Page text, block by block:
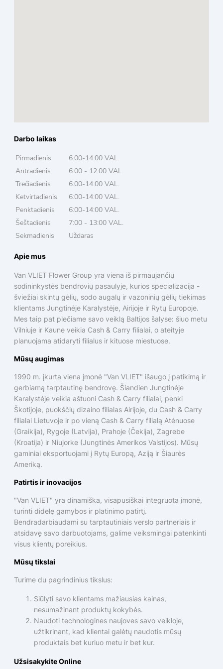
Darbo laikas
Pirmadienis
6:00-14:00 VAL.
Antradienis
6:00 - 12:00 VAL.
Trečiadienis
6:00-14:00 VAL.
Ketvirtadienis
6:00-14:00 VAL.
Penktadienis
6:00-14:00 VAL.
Šeštadienis
7:00 - 13:00 VAL.
Sekmadienis
Uždaras
Apie mus
Van VLIET Flower Group yra viena iš pirmaujančių
sodininkystės bendrovių pasaulyje, kurios specializacija -
šviežiai skintų gėlių, sodo augalų ir vazoninių gėlių tiekimas
klientams Jungtinėje Karalystėje, Airijoje ir Rytų Europoje.
Mes taip pat plečiame savo veiklą Baltijos šalyse: šiuo metu
Vilniuje ir Kaune veikia Cash & Carry filialai, o ateityje
planuojama atidaryti filialus ir kituose miestuose.
Mūsų augimas
1990 m. įkurta viena įmonė "Van VLIET" išaugo į patikimą ir
gerbiamą tarptautinę bendrovę. Šiandien Jungtinėje
Karalystėje veikia aštuoni Cash & Carry filialai, penki
Škotijoje, puokščių dizaino filialas Airijoje, du Cash & Carry
filialai Lietuvoje ir po vieną Cash & Carry filialą Atėnuose
(Graikija), Rygoje (Latvija), Prahoje (Čekija), Zagrebe
(Kroatija) ir Niujorke (Jungtinės Amerikos Valstijos). Mūsų
gaminiai eksportuojami į Rytų Europą, Aziją ir Šiaurės
Ameriką.
Patirtis ir inovacijos
"Van VLIET" yra dinamiška, visapusiškai integruota įmonė,
turinti didelę gamybos ir platinimo patirtį.
Bendradarbiaudami su tarptautiniais verslo partneriais ir
atsidavę savo darbuotojams, galime veiksmingai patenkinti
visus klientų poreikius.
Mūsų tikslai
Turime du pagrindinius tikslus:
Siūlyti savo klientams mažiausias kainas,
nesumažinant produktų kokybės.
Naudoti technologines naujoves savo veikloje,
užtikrinant, kad klientai galėtų naudotis mūsų
produktais bet kuriuo metu ir bet kur.
Užsisakykite Online